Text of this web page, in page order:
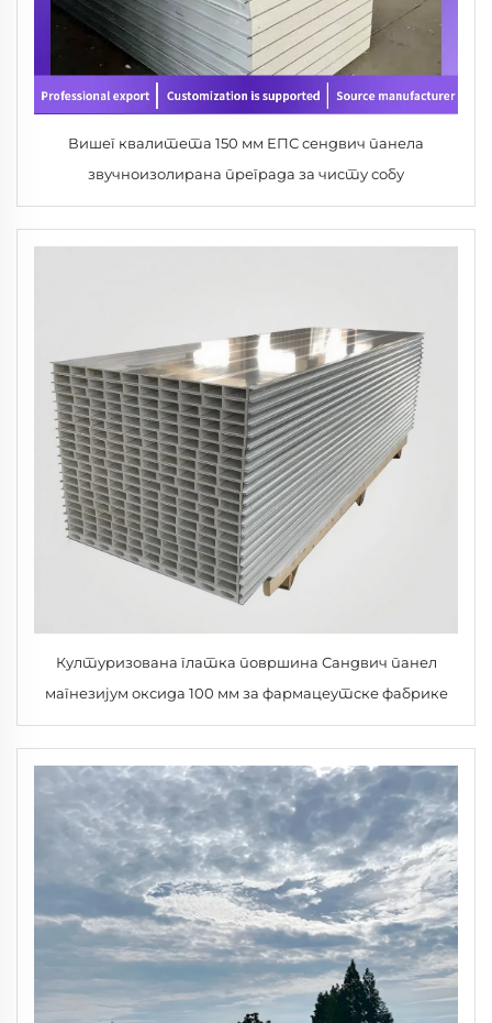
Вишег квалитета 150 мм ЕПС сендвич панела
звучноизолирана преграда за чисту собу
Културизована глатка површина Сандвич панел
магнезијум оксида 100 мм за фармацеутске фабрике